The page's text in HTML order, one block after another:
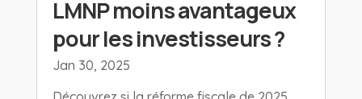
LMNP moins avantageux
pour les investisseurs ?
Jan 30, 2025